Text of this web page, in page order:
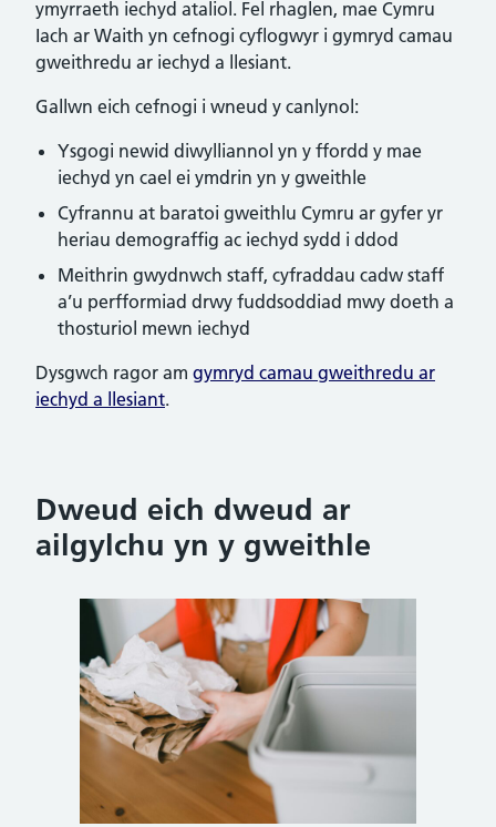
ymyrraeth iechyd ataliol. Fel rhaglen, mae Cymru
Iach ar Waith yn cefnogi cyflogwyr i gymryd camau
gweithredu ar iechyd a llesiant.
Gallwn eich cefnogi i wneud y canlynol:
Ysgogi newid diwylliannol yn y ffordd y mae
iechyd yn cael ei ymdrin yn y gweithle
Cyfrannu at baratoi gweithlu Cymru ar gyfer yr
heriau demograffig ac iechyd sydd i ddod
Meithrin gwydnwch staff, cyfraddau cadw staff
a’u perfformiad drwy fuddsoddiad mwy doeth a
thosturiol mewn iechyd
Dysgwch ragor am gymryd camau gweithredu ar
iechyd a llesiant.
Dweud eich dweud ar
ailgylchu yn y gweithle